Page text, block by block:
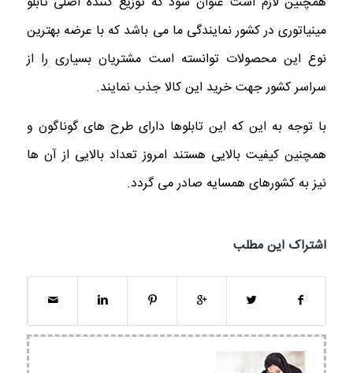
مینیاتوری در کشور نمایندگی ما می باشد که با عرضه بهترین
نوع این محصولات توانسته است مشتریان بسیاری را از
سراسر کشور جهت خرید این کالا جذب نمایند.
با توجه به این که این تابلوها دارای طرح های گوناگون و
همچنین کیفیت بالایی هستند امروز تعداد بالایی از آن ها
نیز به کشورهای همسایه صادر می گردد.
اشتراک این مطلب